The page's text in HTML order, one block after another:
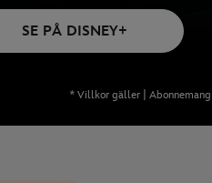
SE PÅ DISNEY+
* Villkor gäller |